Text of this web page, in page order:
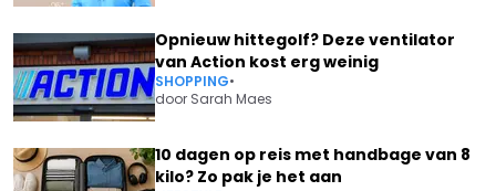
Opnieuw hittegolf? Deze ventilator
van Action kost erg weinig
SHOPPING•
door Sarah Maes
10 dagen op reis met handbage van 8
kilo? Zo pak je het aan